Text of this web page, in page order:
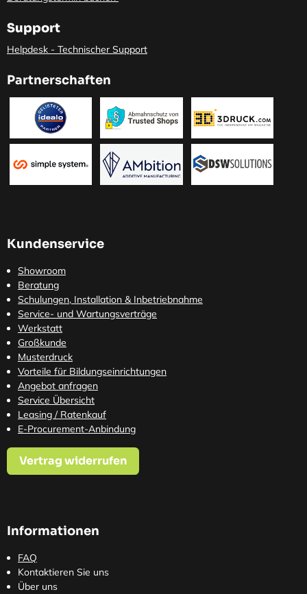
Support
Helpdesk - Technischer Support
Partnerschaften
Kundenservice
Showroom
Beratung
Schulungen, Installation & Inbetriebnahme
Service- und Wartungsverträge
Werkstatt
Großkunde
Musterdruck
Vorteile für Bildungseinrichtungen
Angebot anfragen
Service Übersicht
Leasing / Ratenkauf
E-Procurement-Anbindung
Vertrag widerrufen
Informationen
FAQ
Kontaktieren Sie uns
Über uns